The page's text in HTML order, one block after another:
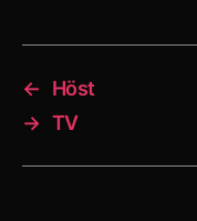
←
Höst
→ TV